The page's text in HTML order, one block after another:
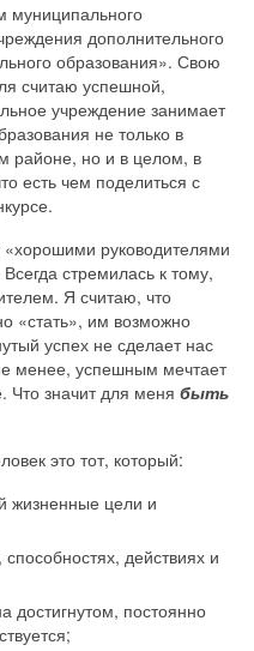
муниципального
дополнительного
образования». Свою
считаю успешной,
учреждение занимает
не только в
районе, но и в целом, в
есть чем поделиться с
«хорошими руководителями
стремилась к тому,
Я считаю, что
«стать», им возможно
успех не сделает нас
менее, успешным мечтает
Что значит для меня быть
это тот, который:
жизненные цели и
действиях и
достигнутом, постоянно